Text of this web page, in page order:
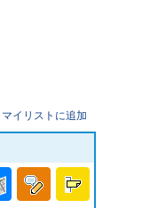
マイリストに追加